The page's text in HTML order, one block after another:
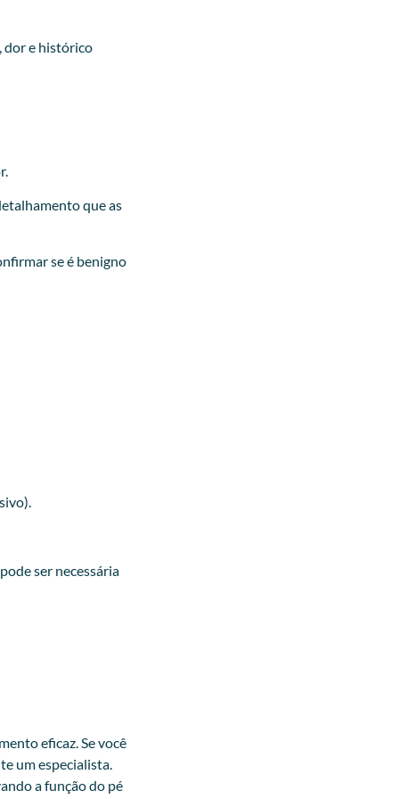
dor e histórico
que as
se é benigno
ser necessária
eficaz. Se você
um especialista
a função do pé